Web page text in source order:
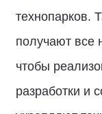
технопарков.
получают все
чтобы
разработки и